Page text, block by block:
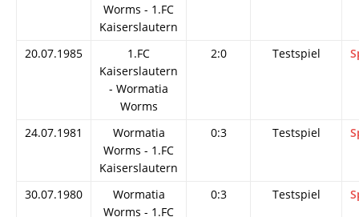
Worms - 1.FC
Kaiserslautern
20.07.1985
1.FC
Kaiserslautern
- Wormatia
Worms
2:0 Testspiel
24.07.1981
Wormatia
Worms - 1.FC
Kaiserslautern
0:3 Testspiel
30.07.1980
Wormatia
Worms - 1.FC
0:3 Testspiel